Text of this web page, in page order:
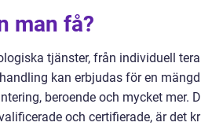
man få?
tjänster, från individuell
kan erbjudas för en
beroende och mycket mer.
och certifierade, är det